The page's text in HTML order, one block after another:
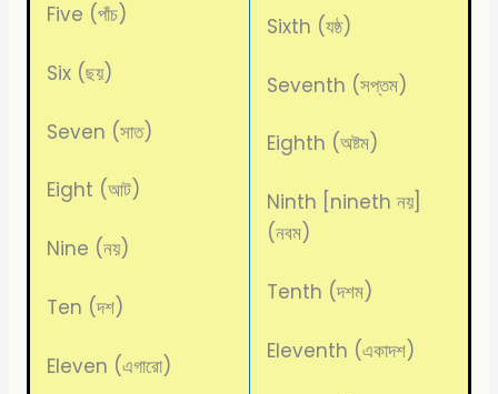
Five (পাঁচ)
Six (ছয়)
Seven (সাত)
Eight (আট)
Nine (নয়)
Ten (দশ)
Eleven (এগারো)
Sixth (যষ্ঠ)
Seventh (সপ্তম)
Eighth (অষ্টম)
Ninth [nineth নয়]
(নবম)
Tenth (দশম)
Eleventh (একাদশ)